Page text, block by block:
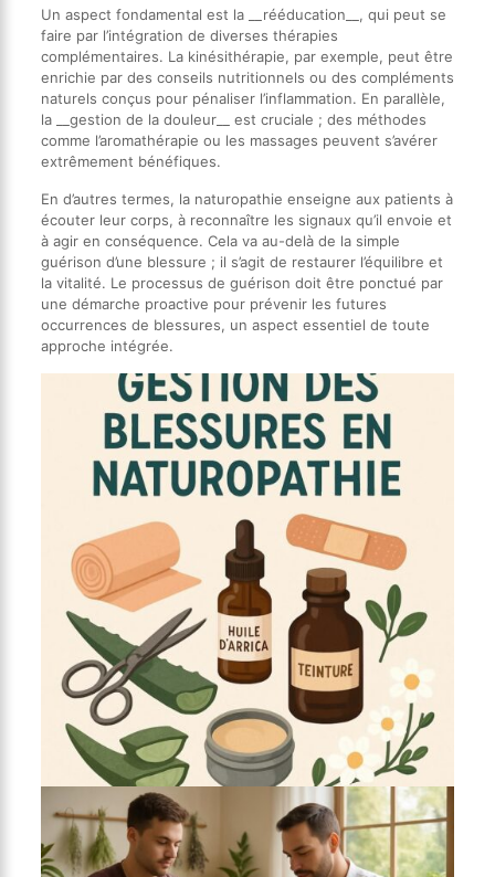
Un aspect fondamental est la __rééducation__, qui peut se
faire par l’intégration de diverses thérapies
complémentaires. La kinésithérapie, par exemple, peut être
enrichie par des conseils nutritionnels ou des compléments
naturels conçus pour pénaliser l’inflammation. En parallèle,
la __gestion de la douleur__ est cruciale ; des méthodes
comme l’aromathérapie ou les massages peuvent s’avérer
extrêmement bénéfiques.
En d’autres termes, la naturopathie enseigne aux patients à
écouter leur corps, à reconnaître les signaux qu’il envoie et
à agir en conséquence. Cela va au-delà de la simple
guérison d’une blessure ; il s’agit de restaurer l’équilibre et
la vitalité. Le processus de guérison doit être ponctué par
une démarche proactive pour prévenir les futures
occurrences de blessures, un aspect essentiel de toute
approche intégrée.